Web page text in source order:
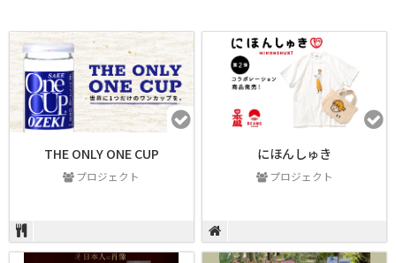
THE ONLY ONE CUP
プロジェクト
にほんしゅき
プロジェクト